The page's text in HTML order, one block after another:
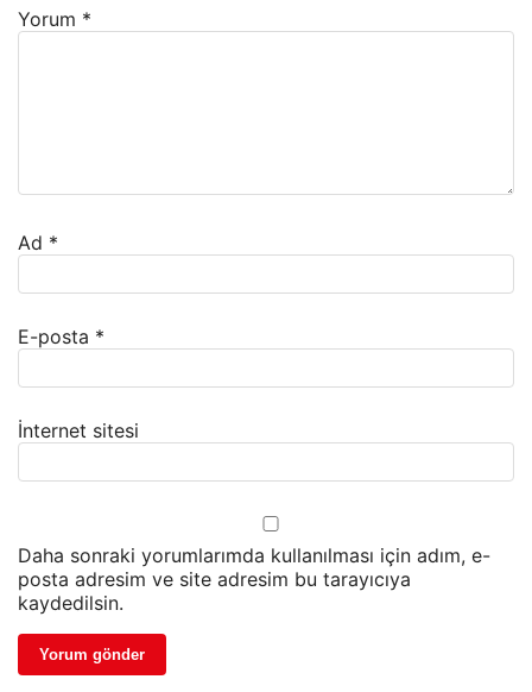
Yorum *
Ad *
E-posta *
İnternet sitesi
Daha sonraki yorumlarımda kullanılması için adım, e-
posta adresim ve site adresim bu tarayıcıya
kaydedilsin.